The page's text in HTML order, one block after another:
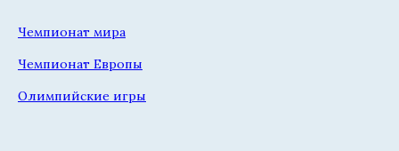
Чемпионат мира
Чемпионат Европы
Олимпийские игры